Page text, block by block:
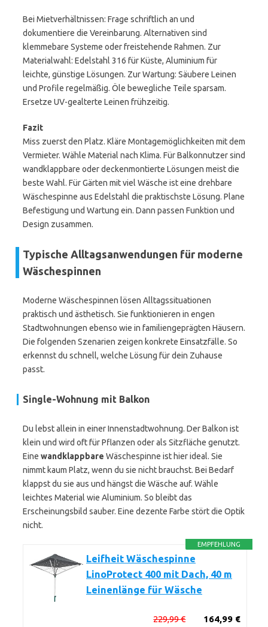
Bei Mietverhältnissen: Frage schriftlich an und
dokumentiere die Vereinbarung. Alternativen sind
klemmebare Systeme oder freistehende Rahmen. Zur
Materialwahl: Edelstahl 316 für Küste, Aluminium für
leichte, günstige Lösungen. Zur Wartung: Säubere Leinen
und Profile regelmäßig. Öle bewegliche Teile sparsam.
Ersetze UV-gealterte Leinen frühzeitig.
Fazit
Miss zuerst den Platz. Kläre Montagemöglichkeiten mit dem
Vermieter. Wähle Material nach Klima. Für Balkonnutzer sind
wandklappbare oder deckenmontierte Lösungen meist die
beste Wahl. Für Gärten mit viel Wäsche ist eine drehbare
Wäschespinne aus Edelstahl die praktischste Lösung. Plane
Befestigung und Wartung ein. Dann passen Funktion und
Design zusammen.
Typische Alltagsanwendungen für moderne
Wäschespinnen
Moderne Wäschespinnen lösen Alltagssituationen
praktisch und ästhetisch. Sie funktionieren in engen
Stadtwohnungen ebenso wie in familiengeprägten Häusern.
Die folgenden Szenarien zeigen konkrete Einsatzfälle. So
erkennst du schnell, welche Lösung für dein Zuhause
passt.
Single-Wohnung mit Balkon
Du lebst allein in einer Innenstadtwohnung. Der Balkon ist
klein und wird oft für Pflanzen oder als Sitzfläche genutzt.
Eine wandklappbare Wäschespinne ist hier ideal. Sie
nimmt kaum Platz, wenn du sie nicht brauchst. Bei Bedarf
klappst du sie aus und hängst die Wäsche auf. Wähle
leichtes Material wie Aluminium. So bleibt das
Erscheinungsbild sauber. Eine dezente Farbe stört die Optik
nicht.
EMPFEHLUNG
Leifheit Wäschespinne
LinoProtect 400 mit Dach, 40 m
Leinenlänge für Wäsche
164,99 €
229,99 €